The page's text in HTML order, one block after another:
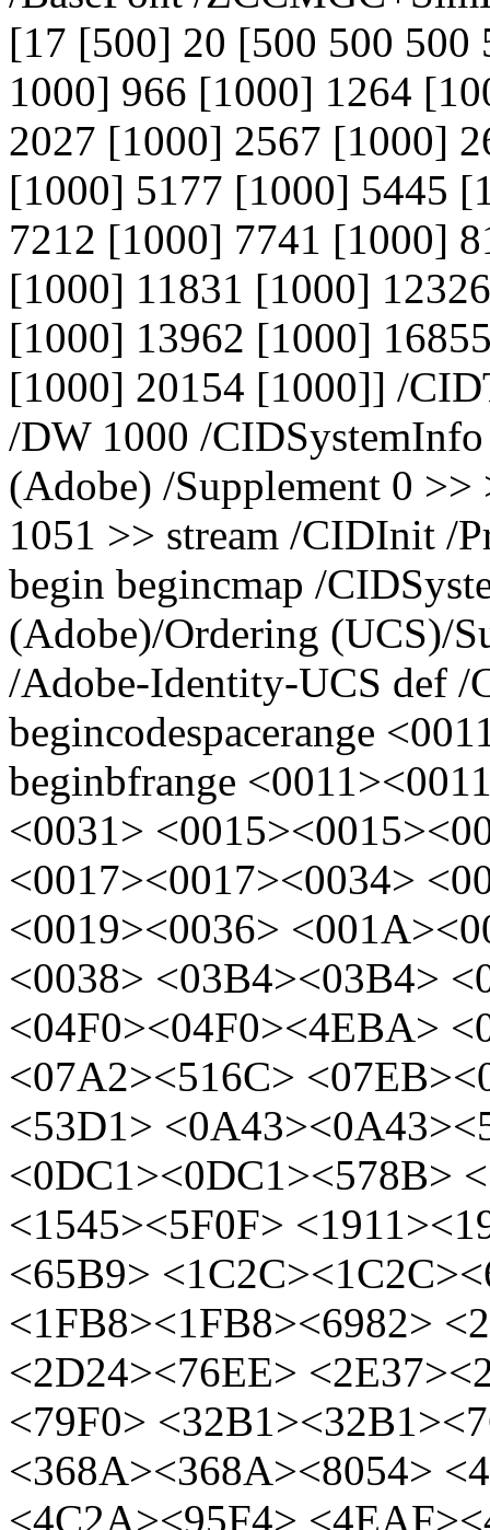
[17 [500] 20 [500 500 500
1000] 966 [1000] 1264
2027 [1000] 2567 [1000]
[1000] 5177 [1000] 5445
7212 [1000] 7741 [1000]
[1000] 11831 [1000]
[1000] 13962 [1000]
[1000] 20154 [1000]] /
/DW 1000 /
(Adobe) /Supplement 0
1051 >> stream /CIDInit /
begin begincmap /
(Adobe)/Ordering (UCS)/
/Adobe-Identity-UCS def /
begincodespacerange
beginbfrange
<0031>
<0017><0017><0034>
<0019><0036>
<0038> <03B4><03B4>
<04F0><04F0><4EBA>
<07A2><516C>
<53D1>
<0DC1><0DC1><578B>
<1545><5F0F>
<65B9>
<1FB8><1FB8><6982>
<2D24><76EE>
<79F0>
<368A><368A><8054>
<4C2A><95F4>